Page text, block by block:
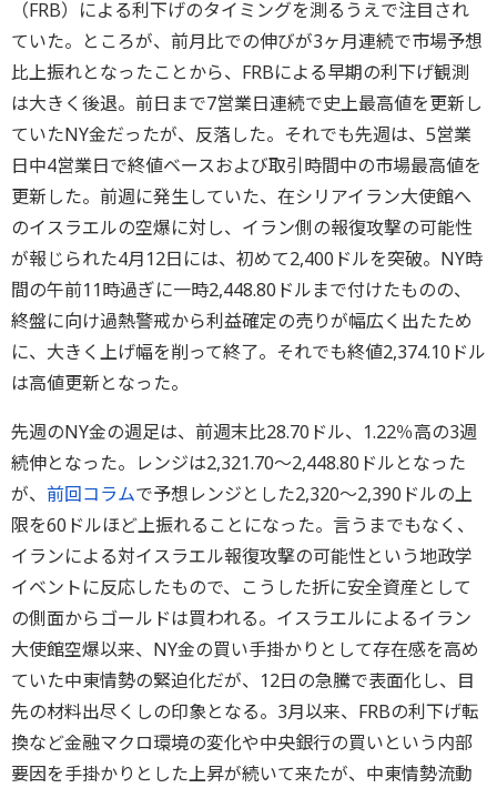
（FRB）による利下げのタイミングを測るうえで注目され
ていた。ところが、前月比での伸びが3ヶ月連続で市場予想
比上振れとなったことから、FRBによる早期の利下げ観測
は大きく後退。前日まで7営業日連続で史上最高値を更新し
ていたNY金だったが、反落した。それでも先週は、5営業
日中4営業日で終値ベースおよび取引時間中の市場最高値を
更新した。前週に発生していた、在シリアイラン大使館へ
のイスラエルの空爆に対し、イラン側の報復攻撃の可能性
が報じられた4月12日には、初めて2,400ドルを突破。NY時
間の午前11時過ぎに一時2,448.80ドルまで付けたものの、
終盤に向け過熱警戒から利益確定の売りが幅広く出たため
に、大きく上げ幅を削って終了。それでも終値2,374.10ドル
は高値更新となった。
先週のNY金の週足は、前週末比28.70ドル、1.22％高の3週
続伸となった。レンジは2,321.70～2,448.80ドルとなった
が、 前回コラムで予想レンジとした2,320～2,390ドルの上
限を60ドルほど上振れることになった。言うまでもなく、
イランによる対イスラエル報復攻撃の可能性という地政学
イベントに反応したもので、こうした折に安全資産として
の側面からゴールドは買われる。イスラエルによるイラン
大使館空爆以来、NY金の買い手掛かりとして存在感を高め
ていた中東情勢の緊迫化だが、12日の急騰で表面化し、目
先の材料出尽くしの印象となる。3月以来、FRBの利下げ転
換など金融マクロ環境の変化や中央銀行の買いという内部
要因を手掛かりとした上昇が続いて来たが、中東情勢流動